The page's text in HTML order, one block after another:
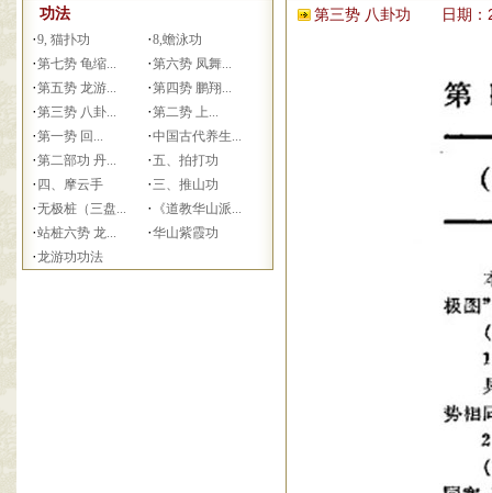
功法
·9, 猫扑功 ·8,蟾泳功
·第七势 龟缩... ·第六势 凤舞...
·第五势 龙游... ·第四势 鹏翔...
·第三势 八卦... ·第二势 上...
·第一势 回... ·中国古代养生...
·第二部功 丹... ·五、拍打功
· 四、摩云手 ·三、推山功
·无极桩（三盘... · 《道教华山派...
·站桩六势 龙... ·华山紫霞功
·龙游功功法
第三势 八卦功 日期